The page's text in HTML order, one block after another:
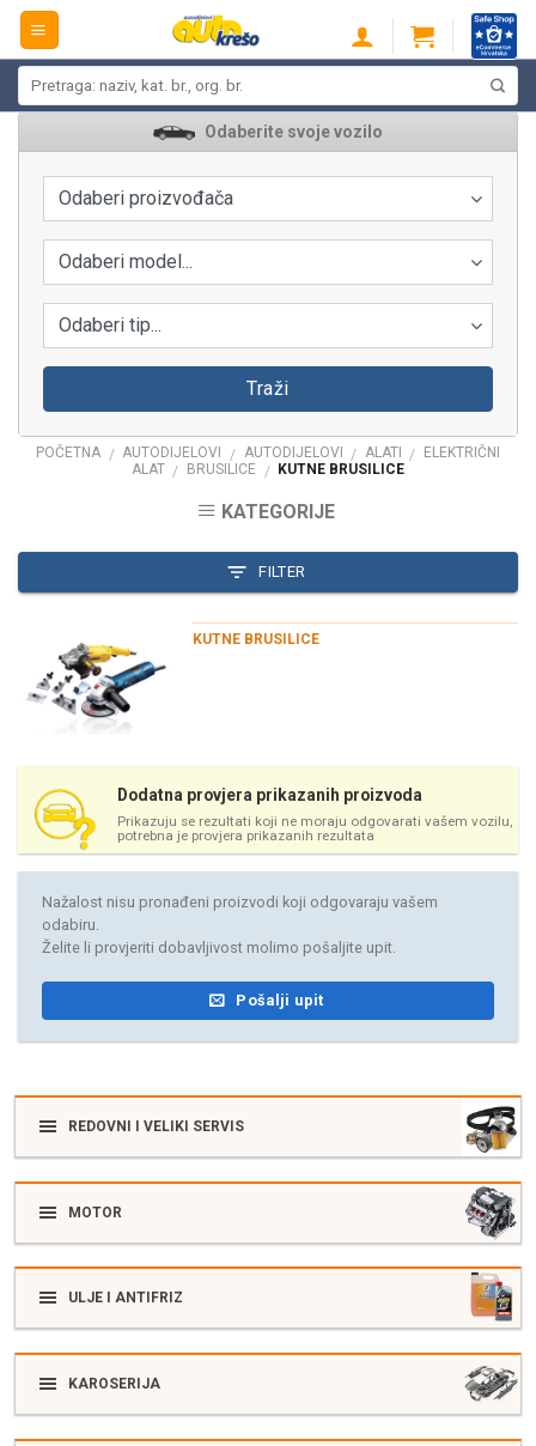
Skip
content
Odaberite svoje vozilo
Odaberi proizvođača
Odaberi model...
Odaberi tip...
Traži
POČETNA / AUTODIJELOVI / AUTODIJELOVI / ALATI /
ELEKTRIČNI
ALAT / BRUSILICE / KUTNE BRUSILICE
KATEGORIJE
FILTER
KUTNE BRUSILICE
Dodatna provjera prikazanih proizvoda
Prikazuju se rezultati koji ne moraju odgovarati vašem vozilu,
potrebna je provjera prikazanih rezultata
Nažalost nisu pronađeni proizvodi koji odgovaraju vašem
odabiru.
Želite li provjeriti dobavljivost molimo pošaljite upit.
Pošalji upit
REDOVNI I VELIKI SERVIS
MOTOR
ULJE I ANTIFRIZ
KAROSERIJA